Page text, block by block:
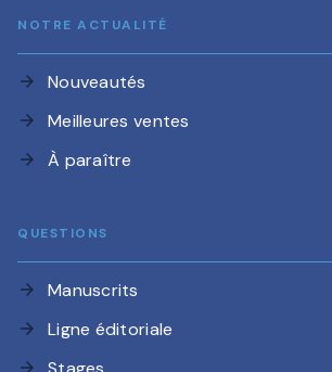
NOTRE ACTUALITÉ
arrow_forward Nouveautés
arrow_forward Meilleures ventes
arrow_forward À paraître
QUESTIONS
arrow_forward Manuscrits
arrow_forward Ligne éditoriale
arrow_forward